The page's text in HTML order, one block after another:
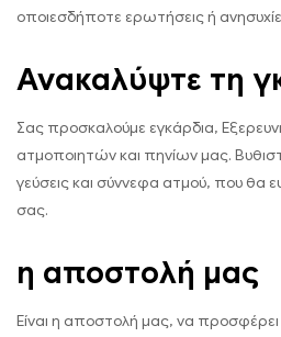
οποιεσδήποτε ερωτήσεις ή
Ανακαλύψτε τη
Σας προσκαλούμε εγκάρδια,
ατμοποιητών και πηνίων μας.
γεύσεις και σύννεφα ατμού, που θα
σας.
η αποστολή μας
Είναι η αποστολή μας, να